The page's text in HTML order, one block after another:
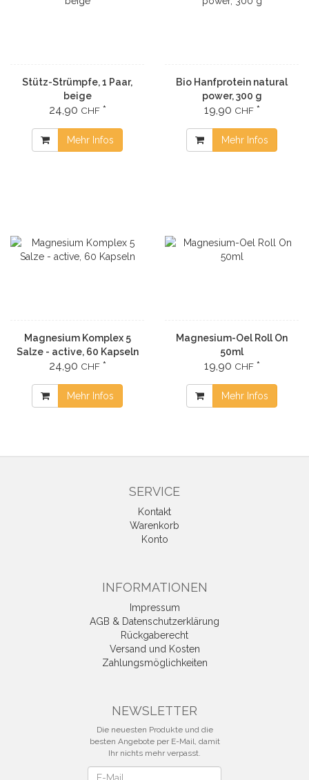
Stütz-Strümpfe, 1 Paar,
beige
24,90 CHF*
Mehr Infos
Bio Hanfprotein natural
power, 300 g
19,90 CHF*
Mehr Infos
Magnesium Komplex 5
Salze - active, 60 Kapseln
24,90 CHF*
Mehr Infos
Magnesium-Oel Roll On
50ml
19,90 CHF*
Mehr Infos
SERVICE
Kontakt
Warenkorb
Konto
INFORMATIONEN
Impressum
AGB & Datenschutzerklärung
Rückgaberecht
Versand und Kosten
Zahlungsmöglichkeiten
NEWSLETTER
Die neuesten Produkte und die
besten Angebote per E-Mail, damit
Ihr nichts mehr verpasst.